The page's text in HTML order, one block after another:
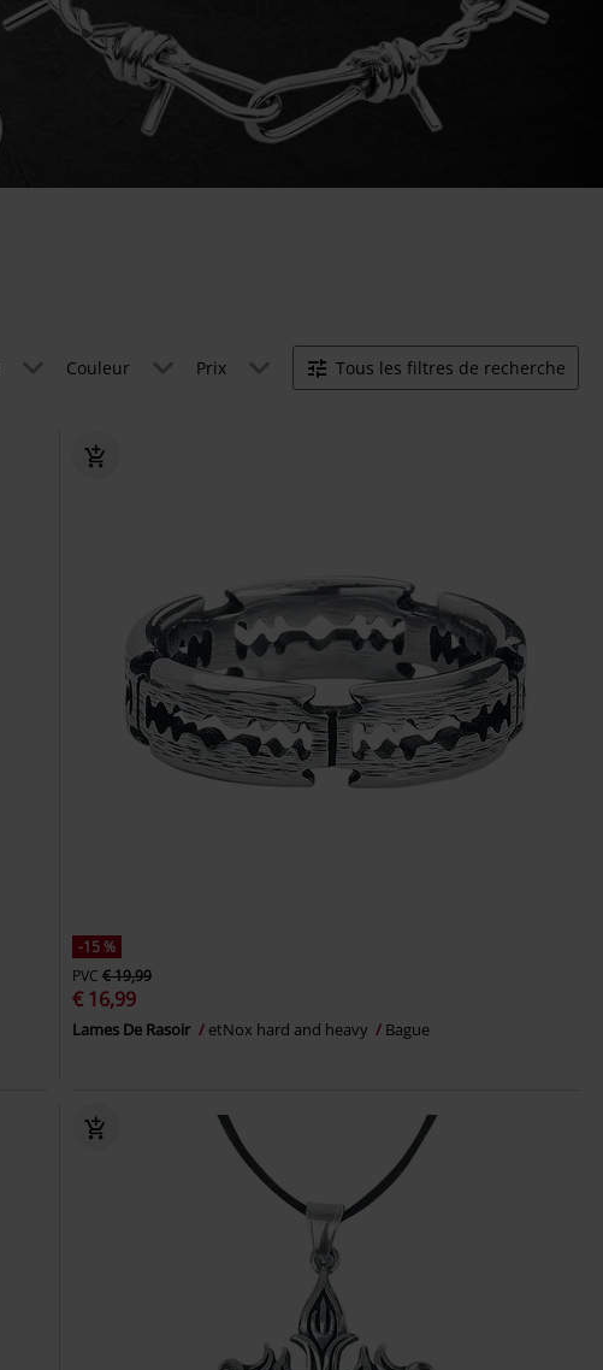
Couleur Prix Tous les filtres de recherche
-15 %
PVC € 19,99
€ 16,99
Lames De Rasoir etNox hard and heavy Bague